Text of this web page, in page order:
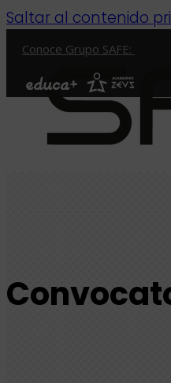
Saltar al contenido
Conoce Grupo SAFE: